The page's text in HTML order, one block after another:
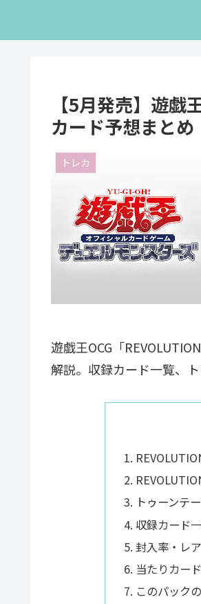
【5月発売】遊戯
カード予想まとめ
トレカ
遊戯王OCG「
解説。収録カード一覧、
トゥーンテ
収録カード
封入率・レ
当たりカー
このパック